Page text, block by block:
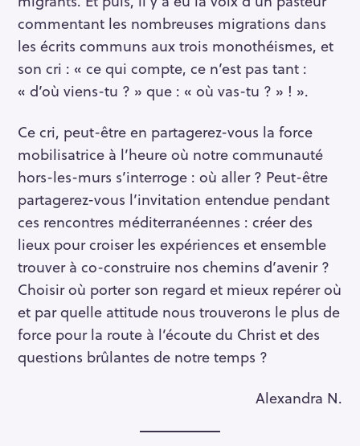
commentant les nombreuses migrations dans
les écrits communs aux trois monothéismes, et
son cri : « ce qui compte, ce n’est pas tant :
« d’où viens-tu ? » que : « où vas-tu ? » ! ».
Ce cri, peut-être en partagerez-vous la force
mobilisatrice à l’heure où notre communauté
hors-les-murs s’interroge : où aller ? Peut-être
partagerez-vous l’invitation entendue pendant
ces rencontres méditerranéennes : créer des
lieux pour croiser les expériences et ensemble
trouver à co-construire nos chemins d’avenir ?
Choisir où porter son regard et mieux repérer où
et par quelle attitude nous trouverons le plus de
force pour la route à l’écoute du Christ et des
questions brûlantes de notre temps ?
Alexandra N.
h
e
r
c
h
r